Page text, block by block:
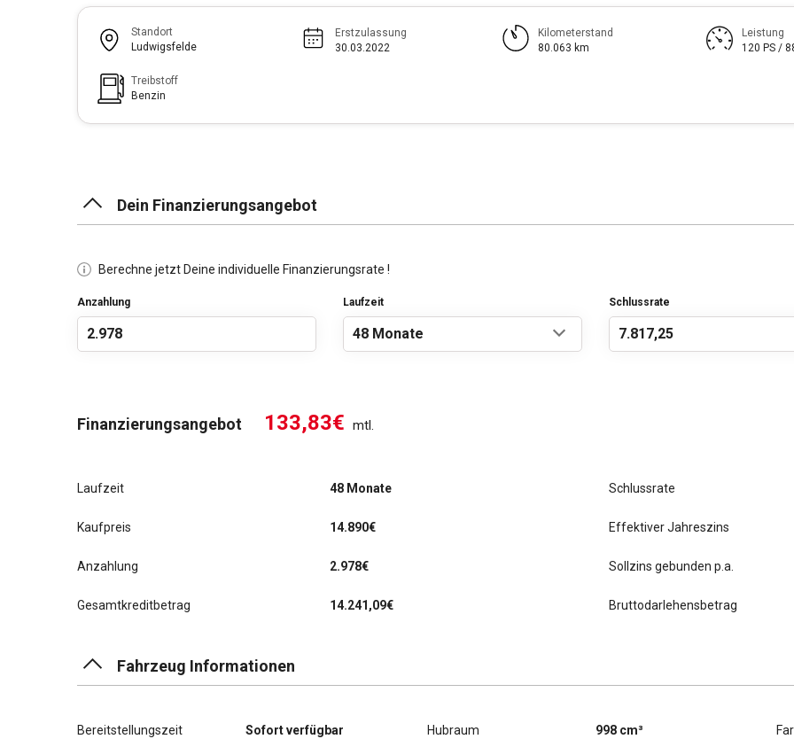
Standort
Ludwigsfelde
Erstzulassung
30.03.2022
Kilometerstand
80.063 km
Leistung
120 PS /
Treibstoff
Benzin
Dein Finanzierungsangebot
Berechne jetzt Deine individuelle Finanzierungsrate !
Anzahlung Laufzeit Schlussrate
Finanzierungsangebot 133,83€ mtl.
Laufzeit 48 Monate
Kaufpreis 14.890€
Anzahlung 2.978€
Gesamtkreditbetrag 14.241,09€
Schlussrate
Effektiver Jahreszins
Sollzins gebunden p.a.
Bruttodarlehensbetrag
Fahrzeug Informationen
Bereitstellungszeit Sofort verfügbar Hubraum 998 cm³